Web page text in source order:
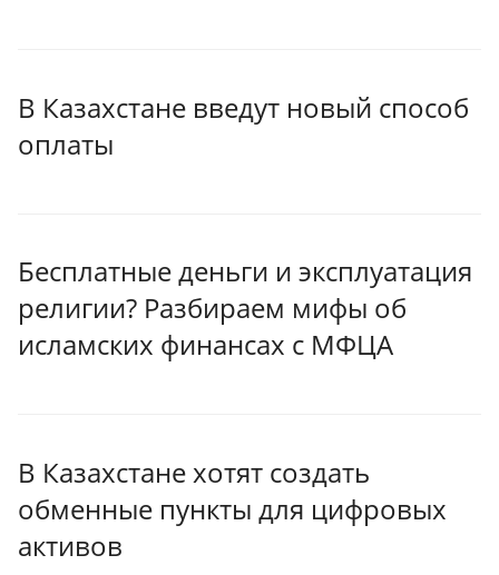
В Казахстане введут новый способ
оплаты
Бесплатные деньги и эксплуатация
религии? Разбираем мифы об
исламских финансах с МФЦА
В Казахстане хотят создать
обменные пункты для цифровых
активов